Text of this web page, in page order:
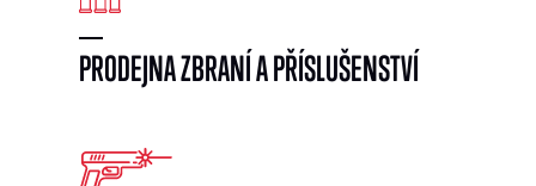
PRODEJNA ZBRANÍ A PŘÍSLUŠENSTVÍ